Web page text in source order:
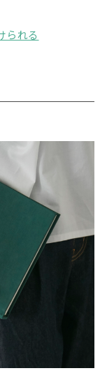
られる